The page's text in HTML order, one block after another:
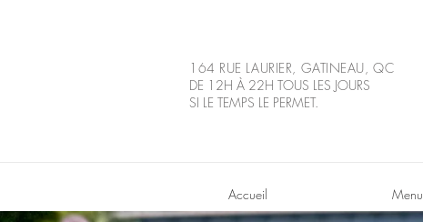
164 RUE LAURIER, GATINEAU, QC
DE 12H À 22H TOUS LES JOURS
SI LE TEMPS LE PERMET.
Accueil Menu